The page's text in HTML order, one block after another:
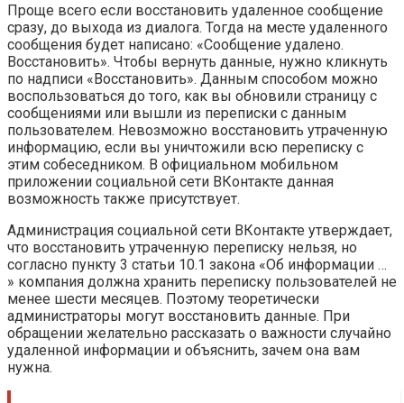
Проще всего если восстановить удаленное сообщение
сразу, до выхода из диалога. Тогда на месте удаленного
сообщения будет написано: «Сообщение удалено.
Восстановить». Чтобы вернуть данные, нужно кликнуть
по надписи «Восстановить». Данным способом можно
воспользоваться до того, как вы обновили страницу с
сообщениями или вышли из переписки с данным
пользователем. Невозможно восстановить утраченную
информацию, если вы уничтожили всю переписку с
этим собеседником. В официальном мобильном
приложении социальной сети ВКонтакте данная
возможность также присутствует.
Администрация социальной сети ВКонтакте утверждает,
что восстановить утраченную переписку нельзя, но
согласно пункту 3 статьи 10.1 закона «Об информации …
» компания должна хранить переписку пользователей не
менее шести месяцев. Поэтому теоретически
администраторы могут восстановить данные. При
обращении желательно рассказать о важности случайно
удаленной информации и объяснить, зачем она вам
нужна.